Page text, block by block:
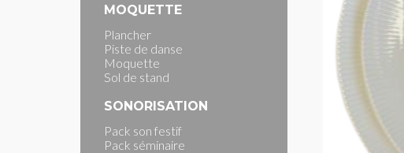
MOQUETTE
Plancher
Piste de danse
Moquette
Sol de stand
SONORISATION
Pack son festif
Pack séminaire